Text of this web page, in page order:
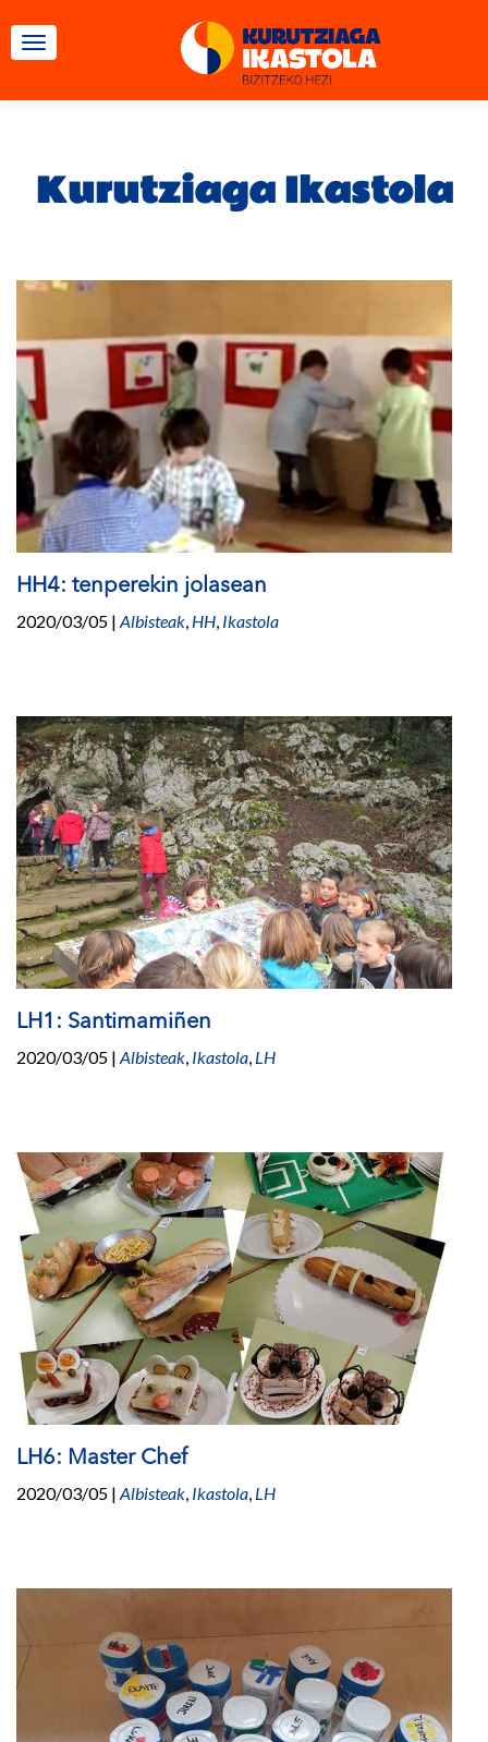
TOGGLE NAVIGATION
Kurutziaga Ikastola
HH4: tenperekin jolasean
2020/03/05 | Albisteak, HH, Ikastola
LH1: Santimamiñen
2020/03/05 | Albisteak, Ikastola, LH
LH6: Master Chef
2020/03/05 | Albisteak, Ikastola, LH